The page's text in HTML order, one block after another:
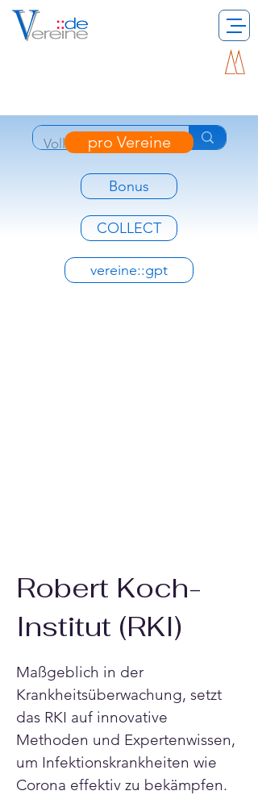
pro Vereine
Bonus
COLLECT
vereine::gpt
Robert Koch-
Institut (RKI)
Maßgeblich in der
Krankheitsüberwachung, setzt
das RKI auf innovative
Methoden und Expertenwissen,
um Infektionskrankheiten wie
Corona effektiv zu bekämpfen.